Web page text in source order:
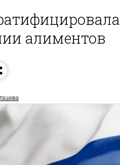
алиментов